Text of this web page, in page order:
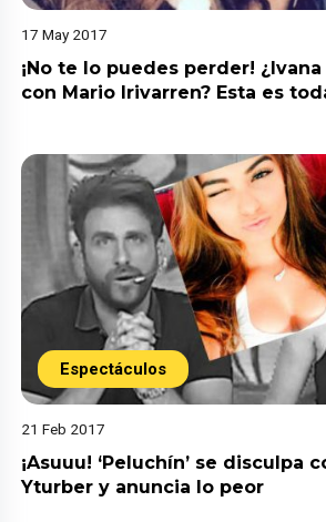
17 May 2017
¡No te lo puedes perder!
con Mario Irivarren? Esta es
Espectáculos
21 Feb 2017
¡Asuuu! ‘Peluchín’ se disculpa
Yturber y anuncia lo peor